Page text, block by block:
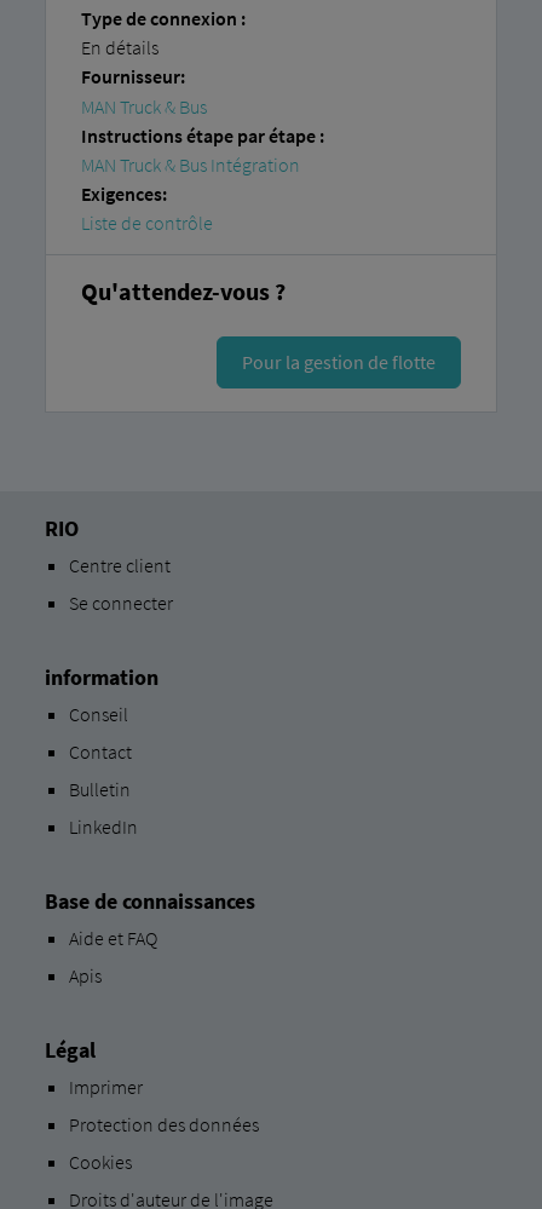
Type de connexion :
En détails
Fournisseur:
MAN Truck & Bus
Instructions étape par étape :
MAN Truck & Bus Intégration
Exigences:
Liste de contrôle
Qu'attendez-vous ?
Pour la gestion de flotte
RIO
Centre client
Se connecter
information
Conseil
Contact
Bulletin
LinkedIn
Base de connaissances
Aide et FAQ
Apis
Légal
Imprimer
Protection des données
Cookies
Droits d'auteur de l'image